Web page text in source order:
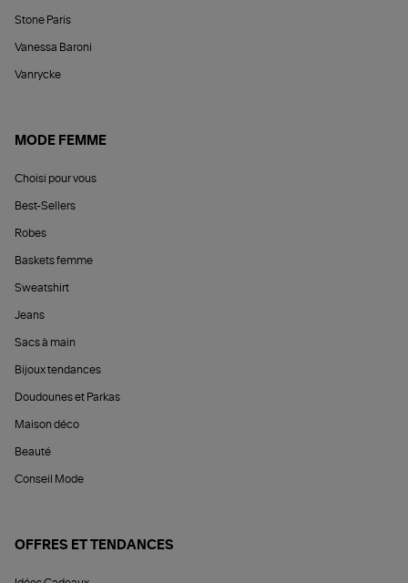
Stone Paris
Vanessa Baroni
Vanrycke
MODE FEMME
Choisi pour vous
Best-Sellers
Robes
Baskets femme
Sweatshirt
Jeans
Sacs à main
Bijoux tendances
Doudounes et Parkas
Maison déco
Beauté
Conseil Mode
OFFRES ET TENDANCES